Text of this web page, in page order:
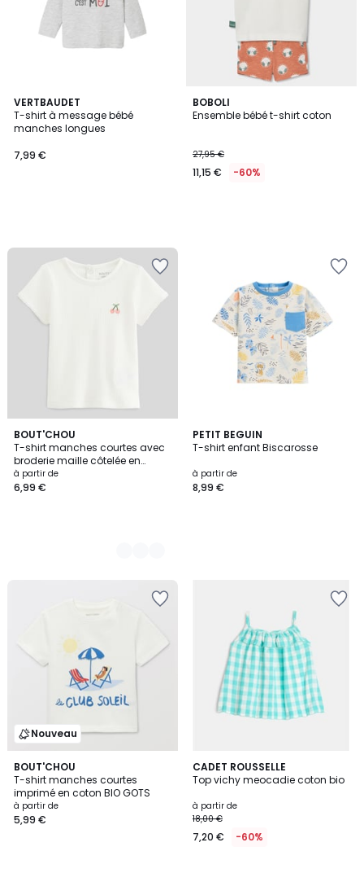
VERTBAUDET
T-shirt à message bébé
manches longues
7,99 €
BOBOLI
Ensemble bébé t-shirt coton
27,95 €
11,15 € -60%
BOUT'CHOU
T-shirt manches courtes avec
broderie maille côtelée en
coton BIO GOTS
à partir de
6,99 €
2
Couleurs
PETIT BEGUIN
T-shirt enfant Biscarosse
à partir de
8,99 €
Nouveau
BOUT'CHOU
T-shirt manches courtes
imprimé en coton BIO GOTS
à partir de
5,99 €
CADET ROUSSELLE
Top vichy meocadie coton bio
à partir de
18,00 €
7,20 € -60%